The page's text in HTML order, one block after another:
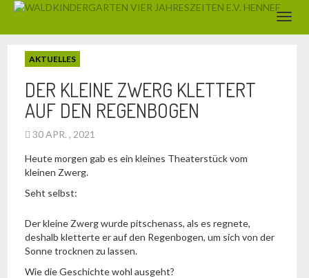
AKTUELLES
DER KLEINE ZWERG KLETTERT
AUF DEN REGENBOGEN
30 APR. , 2021
Heute morgen gab es ein kleines Theaterstück vom
kleinen Zwerg.
Seht selbst:
Der kleine Zwerg wurde pitschenass, als es regnete,
deshalb kletterte er auf den Regenbogen, um sich von der
Sonne trocknen zu lassen.
Wie die Geschichte wohl ausgeht?